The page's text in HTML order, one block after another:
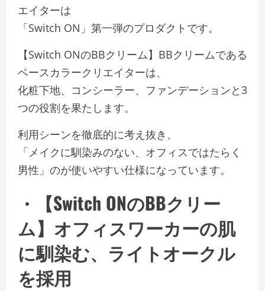
エイターは
「Switch ON」第一弾のプロダクトです。
【Switch ONのBBクリーム】BBクリームである
ベースカラークリエイターは、
化粧下地、コンシーラー、ファンデーションと3
つの役割を果たします。
利用シーンを徹底的に考え抜き、
「メイクに馴染みのない、オフィスではたらく
男性」のが使いやすい仕様になっています。
・【Switch ONのBBクリー
ム】オフィスワーカーの肌
に馴染む、ライトオークル
を採用